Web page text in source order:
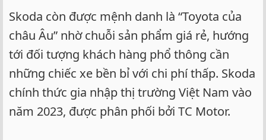
Skoda còn được mệnh danh là “Toyota của
châu Âu” nhờ chuỗi sản phẩm giá rẻ, hướng
tới đối tượng khách hàng phổ thông cần
những chiếc xe bền bỉ với chi phí thấp. Skoda
chính thức gia nhập thị trường Việt Nam vào
năm 2023, được phân phối bởi TC Motor.